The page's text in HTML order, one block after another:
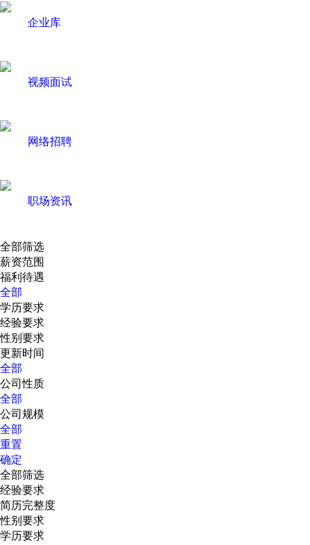
企业库
视频面试
网络招聘
职场资讯
全部筛选
薪资范围
福利待遇
全部
学历要求
经验要求
性别要求
更新时间
全部
公司性质
全部
公司规模
全部
重置
确定
全部筛选
经验要求
简历完整度
性别要求
学历要求